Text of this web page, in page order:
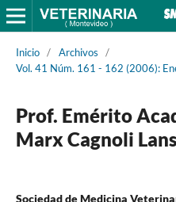
Inicio / Archivos
/
Vol. 41 Núm. 161 - 162 (2006):
Prof. Emérito
Marx Cagnoli
Sociedad de Medicina